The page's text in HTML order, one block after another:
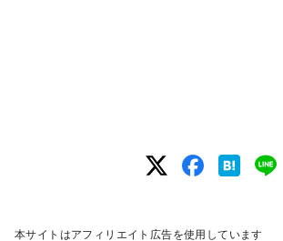
本サイトはアフィリエイト広告を使用しています